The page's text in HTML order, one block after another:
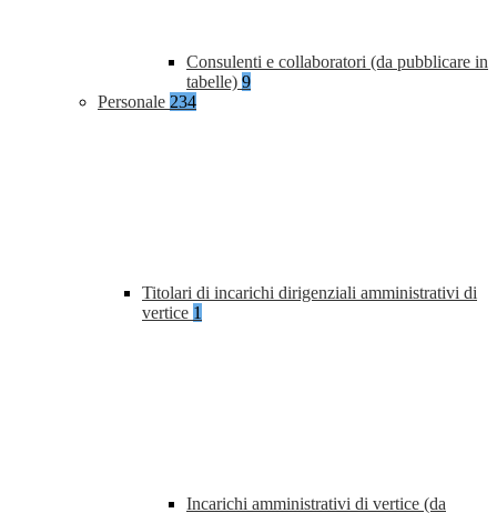
Consulenti e collaboratori (da pubblicare in
tabelle) 9
Personale 234
Titolari di incarichi dirigenziali amministrativi di
vertice 1
Incarichi amministrativi di vertice (da